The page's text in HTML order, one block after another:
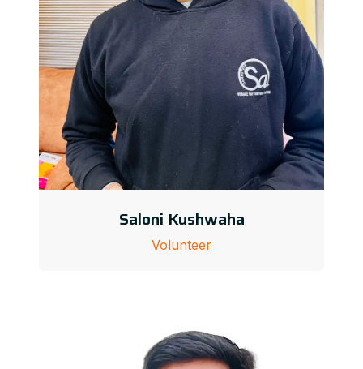
Saloni Kushwaha
Volunteer